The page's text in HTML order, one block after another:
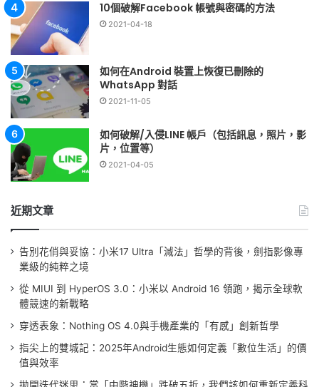
10個破解Facebook 帳號與密碼的方法
2021-04-18
如何在Android 裝置上恢復已刪除的
WhatsApp 對話
2021-11-05
如何破解/入侵LINE 帳戶（包括訊息，照片，影
片，位置等）
2021-04-05
近期文章
告別花俏與妥協：小米17 Ultra「減法」哲學的背後，劍指影像專
業級的純粹之境
從 MIUI 到 HyperOS 3.0：小米以 Android 16 領跑，揭示全球軟
體競速的新戰略
穿透表象：Nothing OS 4.0與手機產業的「有感」創新哲學
指尖上的雙城記：2025年Android生態如何定義「數位生活」的價
值與效率